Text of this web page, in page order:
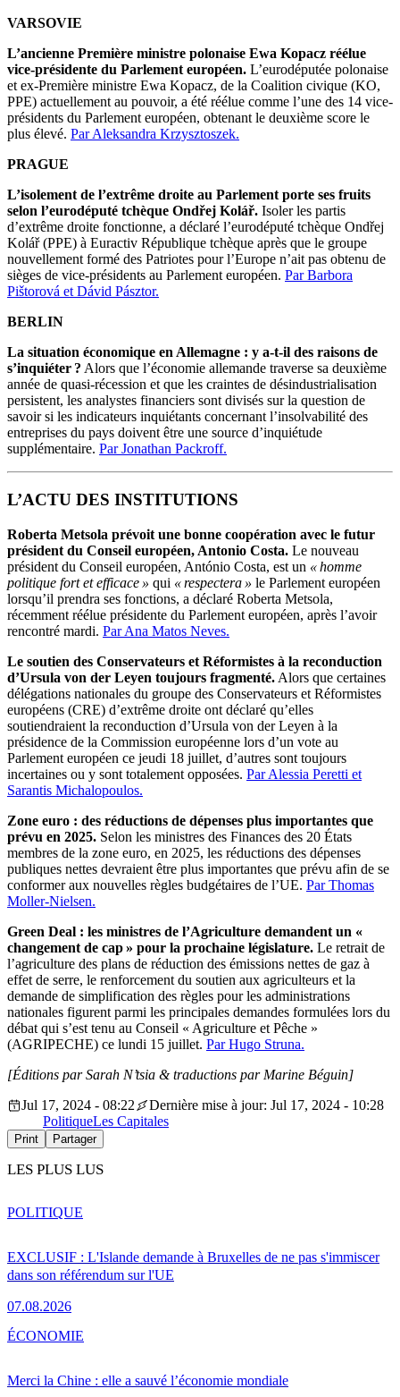
VARSOVIE
L’ancienne Première ministre polonaise Ewa Kopacz réélue
vice-présidente du Parlement européen. L’eurodéputée polonaise
et ex-Première ministre Ewa Kopacz, de la Coalition civique (KO,
PPE) actuellement au pouvoir, a été réélue comme l’une des 14 vice-
présidents du Parlement européen, obtenant le deuxième score le
plus élevé. Par Aleksandra Krzysztoszek.
PRAGUE
L’isolement de l’extrême droite au Parlement porte ses fruits
selon l’eurodéputé tchèque Ondřej Kolář. Isoler les partis
d’extrême droite fonctionne, a déclaré l’eurodéputé tchèque Ondřej
Kolář (PPE) à Euractiv République tchèque après que le groupe
nouvellement formé des Patriotes pour l’Europe n’ait pas obtenu de
sièges de vice-présidents au Parlement européen. Par Barbora
Pištorová et Dávid Pásztor.
BERLIN
La situation économique en Allemagne : y a-t-il des raisons de
s’inquiéter ? Alors que l’économie allemande traverse sa deuxième
année de quasi-récession et que les craintes de désindustrialisation
persistent, les analystes financiers sont divisés sur la question de
savoir si les indicateurs inquiétants concernant l’insolvabilité des
entreprises du pays doivent être une source d’inquiétude
supplémentaire. Par Jonathan Packroff.
L’ACTU DES INSTITUTIONS
Roberta Metsola prévoit une bonne coopération avec le futur
président du Conseil européen, Antonio Costa. Le nouveau
président du Conseil européen, António Costa, est un « homme
politique fort et efficace » qui « respectera » le Parlement européen
lorsqu’il prendra ses fonctions, a déclaré Roberta Metsola,
récemment réélue présidente du Parlement européen, après l’avoir
rencontré mardi. Par Ana Matos Neves.
Le soutien des Conservateurs et Réformistes à la reconduction
d’Ursula von der Leyen toujours fragmenté. Alors que certaines
délégations nationales du groupe des Conservateurs et Réformistes
européens (CRE) d’extrême droite ont déclaré qu’elles
soutiendraient la reconduction d’Ursula von der Leyen à la
présidence de la Commission européenne lors d’un vote au
Parlement européen ce jeudi 18 juillet, d’autres sont toujours
incertaines ou y sont totalement opposées. Par Alessia Peretti et
Sarantis Michalopoulos.
Zone euro : des réductions de dépenses plus importantes que
prévu en 2025. Selon les ministres des Finances des 20 États
membres de la zone euro, en 2025, les réductions des dépenses
publiques nettes devraient être plus importantes que prévu afin de se
conformer aux nouvelles règles budgétaires de l’UE. Par Thomas
Moller-Nielsen.
Green Deal : les ministres de l’Agriculture demandent un «
changement de cap » pour la prochaine législature. Le retrait de
l’agriculture des plans de réduction des émissions nettes de gaz à
effet de serre, le renforcement du soutien aux agriculteurs et la
demande de simplification des règles pour les administrations
nationales figurent parmi les principales demandes formulées lors du
débat qui s’est tenu au Conseil « Agriculture et Pêche »
(AGRIPECHE) ce lundi 15 juillet. Par Hugo Struna.
[Éditions par Sarah N’tsia & traductions par Marine Béguin]
Jul 17, 2024 - 08:22
Dernière mise à jour: Jul 17, 2024 - 10:28
PolitiqueLes Capitales
Print Partager
LES PLUS LUS
EXCLUSIF : L'Islande demande à Bruxelles de ne pas s'immiscer
dans son référendum sur l'UE
07.08.2026
POLITIQUE
Merci la Chine : elle a sauvé l’économie mondiale
ÉCONOMIE